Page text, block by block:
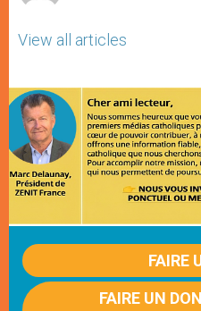
View all articles
FAIRE
FAIRE UN